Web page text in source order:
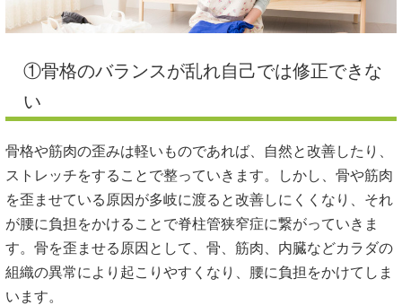
①骨格のバランスが乱れ自己では修正できな
い
骨格や筋肉の歪みは軽いものであれば、自然と改善したり、
ストレッチをすることで整っていきます。しかし、骨や筋肉
を歪ませている原因が多岐に渡ると改善しにくくなり、それ
が腰に負担をかけることで脊柱管狭窄症に繋がっていきま
す。骨を歪ませる原因として、骨、筋肉、内臓などカラダの
組織の異常により起こりやすくなり、腰に負担をかけてしま
います。